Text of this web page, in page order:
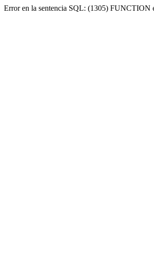
Error en la sentencia SQL: (1305) FUNCTION